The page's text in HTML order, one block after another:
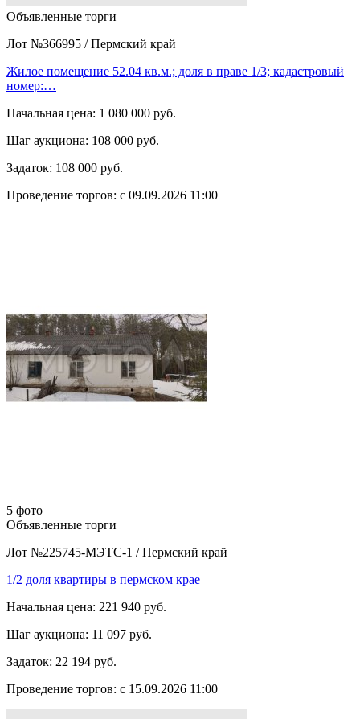
Объявленные торги
Лот №366995 / Пермский край
Жилое помещение 52.04 кв.м.; доля в праве 1/3; кадастровый
номер:…
Начальная цена: 1 080 000 руб.
Шаг аукциона: 108 000 руб.
Задаток: 108 000 руб.
Проведение торгов: с 09.09.2026 11:00
5 фото
Объявленные торги
Лот №225745-МЭТС-1 / Пермский край
1/2 доля квартиры в пермском крае
Начальная цена: 221 940 руб.
Шаг аукциона: 11 097 руб.
Задаток: 22 194 руб.
Проведение торгов: с 15.09.2026 11:00